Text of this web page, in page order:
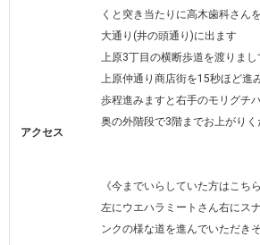
アクセス
くと突き当たりに高木歯科さんを
大通り(井の頭通り)に出ます
上原3丁目の横断歩道を渡りまし
上原仲通り商店街を15秒ほど進
歩程進みますと右手のモリグチ
奥の外階段で3階までお上がりく
《今までいらしていた方はこち
左にウエハラミートさん右にス
ンクの様な道を進んでいただき